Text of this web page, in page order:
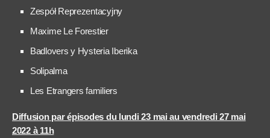
Zespół Reprezentacyjny
Maxime Le Forestier
Badlovers y Hysteria Iberika
Solipalma
Les Etrangers familiers
Diffusion par épisodes du lundi 23 mai au vendredi 27 mai
2022 à 11h